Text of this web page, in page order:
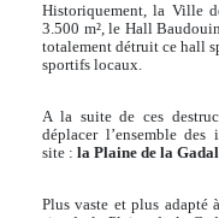
Historiquement, la Ville
3.500 m², le Hall
totalement détruit ce hall
sportifs locaux.
A la suite de ces
déplacer l’ensemble des
site : la Plaine de la
Plus vaste et plus adapté